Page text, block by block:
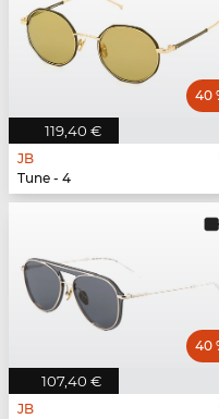
119,40 €
40
JB
Tune - 4
107,40 €
40
JB